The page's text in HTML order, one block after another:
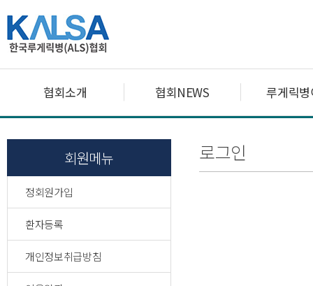
협회소개 협회NEWS 루게릭
회원메뉴
정회원가입
환자등록
개인정보취급방침
로그인